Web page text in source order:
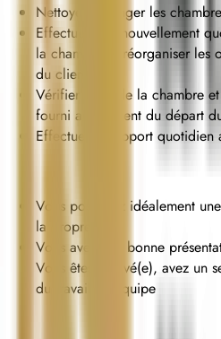
Nettoyer et ranger les
Effectuer le renouvellement
la chambre et réorganiser les
du client.
Vérifier l'état de la chambre
fourni au moment du départ
Effectuer le rapport quotidien
Vous possédez idéalement
la propreté.
Vous avez une bonne
Vous êtes motivé(e), avez un
du travail en équipe